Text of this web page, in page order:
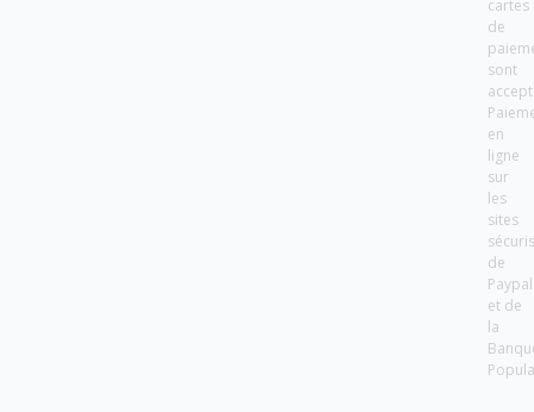
cartes
de
sont
en
ligne
sur
les
sites
de
Paypal
et de
la